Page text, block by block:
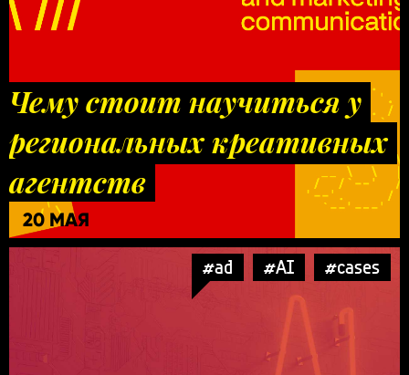
Чему стоит научиться у
региональных креативных
агентств
20 МАЯ
#ad #AI #cases